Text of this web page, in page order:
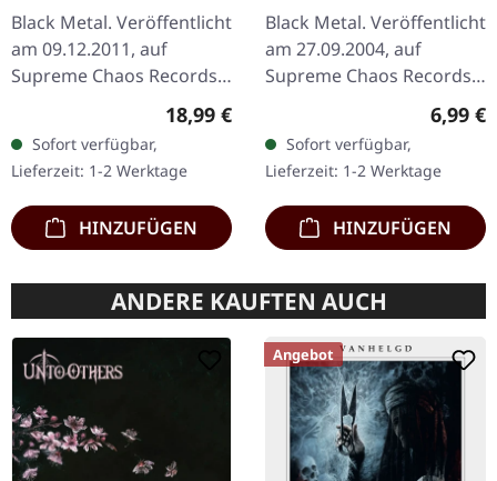
Black Metal. Veröffentlicht
am 09.12.2011, auf
Supreme Chaos Records.
Transparentes Vinyl im
Gatefold-Cover, limitiert
auf 400 Exemplare, 180g
Vinyl.…
Regulärer Preis:
18,99 €
Sofort verfügbar,
Lieferzeit: 1-2 Werktage
HINZUFÜGEN
Black Metal. Veröffentlicht
am 27.09.2004, auf
Supreme Chaos Records.
Booklet. Sonic Reign
entfesselt mit „The
Decline Portrait"…
6,99 €
Sofort verfügbar,
Lieferzeit: 1-2 Werktage
HINZUFÜGEN
ANDERE KAUFTEN AUCH
Angebot